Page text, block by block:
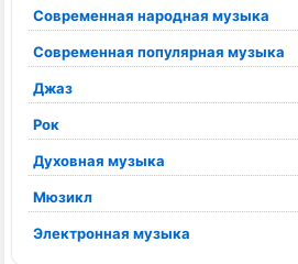
Современная народная музыка
Современная популярная музыка
Джаз
Рок
Духовная музыка
Мюзикл
Электронная музыка